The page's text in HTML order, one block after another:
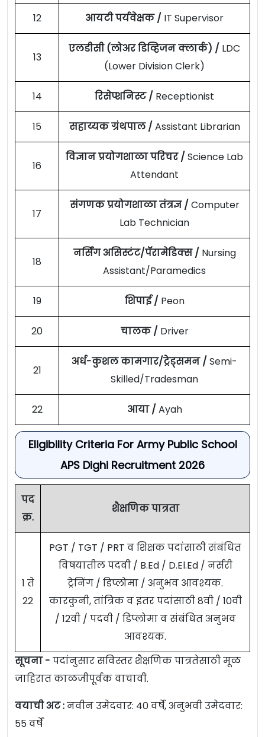
12 आयटी पर्यवेक्षक / IT Supervisor
13
एलडीसी (लोअर डिव्हिजन क्लार्क) / LDC
(Lower Division Clerk)
14 रिसेप्शनिस्ट / Receptionist
15 सहाय्यक ग्रंथपाल / Assistant Librarian
16
विज्ञान प्रयोगशाळा परिचर / Science Lab
Attendant
17
संगणक प्रयोगशाळा तंत्रज्ञ / Computer
Lab Technician
18
नर्सिंग असिस्टंट/पॅरामेडिक्स / Nursing
Assistant/Paramedics
19 शिपाई / Peon
20 चालक / Driver
21
अर्ध-कुशल कामगार/ट्रेड्समन / Semi-
Skilled/Tradesman
22 आया / Ayah
Eligibility Criteria For Army Public School
APS Dighi Recruitment 2026
पद
क्र.
शैक्षणिक पात्रता
1 ते
22
PGT / TGT / PRT व शिक्षक पदांसाठी संबंधित
विषयातील पदवी / B.Ed / D.El.Ed / नर्सरी
ट्रेनिंग / डिप्लोमा / अनुभव आवश्यक.
कारकुनी, तांत्रिक व इतर पदांसाठी 8वी / 10वी
/ 12वी / पदवी / डिप्लोमा व संबंधित अनुभव
आवश्यक.
सूचना - पदांनुसार सविस्तर शैक्षणिक पात्रतेसाठी मूळ
जाहिरात काळजीपूर्वक वाचावी.
वयाची अट :नवीन उमेदवार: 40 वर्षे, अनुभवी उमेदवार:
55 वर्षे